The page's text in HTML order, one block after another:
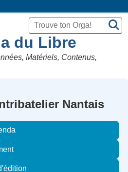
du Libre
Matériels, Contenus,
Nantais